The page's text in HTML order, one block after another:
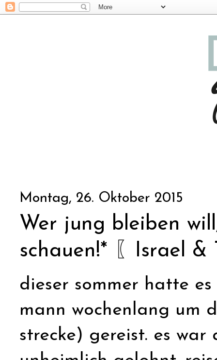
Montag, 26. Oktober 2015
Wer jung bleiben
schauen!* 〖Israel &
dieser sommer hatte
mann wochenlang um
strecke) gereist. es